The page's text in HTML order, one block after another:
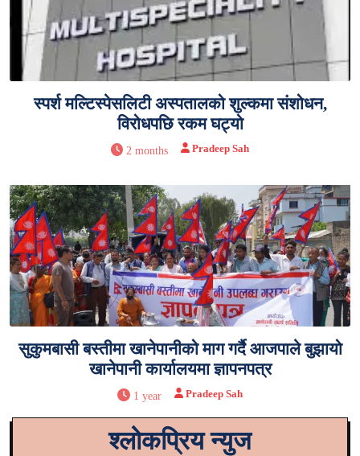
स्पर्श मल्टिस्पेसलिटी अस्पतालको शुल्कमा संशोधन,
विरोधपछि रकम घट्यो
2 months Pradeep Sah
सुकुमबासी बस्तीमा खानेपानीको माग गर्दै आजपाले बुझायो
खानेपानी कार्यालयमा ज्ञापनपत्र
1 year Pradeep Sah
श्लोकप्रिय न्युज